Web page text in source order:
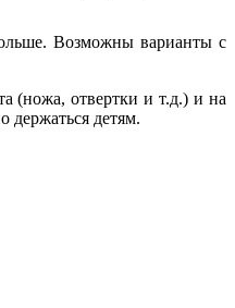
Возможны варианты с
(ножа, отвертки и т.д.) и на
держаться детям.